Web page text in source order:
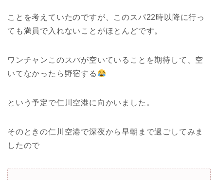
ことを考えていたのですが、このスパ22時以降に行っ
ても満員で入れないことがほとんどです。
ワンチャンこのスパが空いていることを期待して、空
いてなかったら野宿する
という予定で仁川空港に向かいました。
そのときの仁川空港で深夜から早朝まで過ごしてみま
したので